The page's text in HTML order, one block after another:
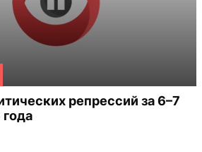
репрессий за 6–7
года